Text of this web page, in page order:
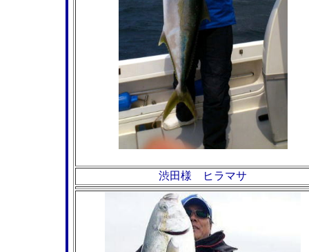
渋田様 ヒラマサ